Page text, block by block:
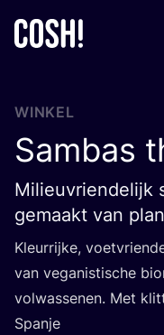
WINKEL
Sambas
Milieuvriendelijk
gemaakt van
Kleur­rij­ke,
van vega­nis­ti­sche
vol­was­se­nen. Met
Spanje